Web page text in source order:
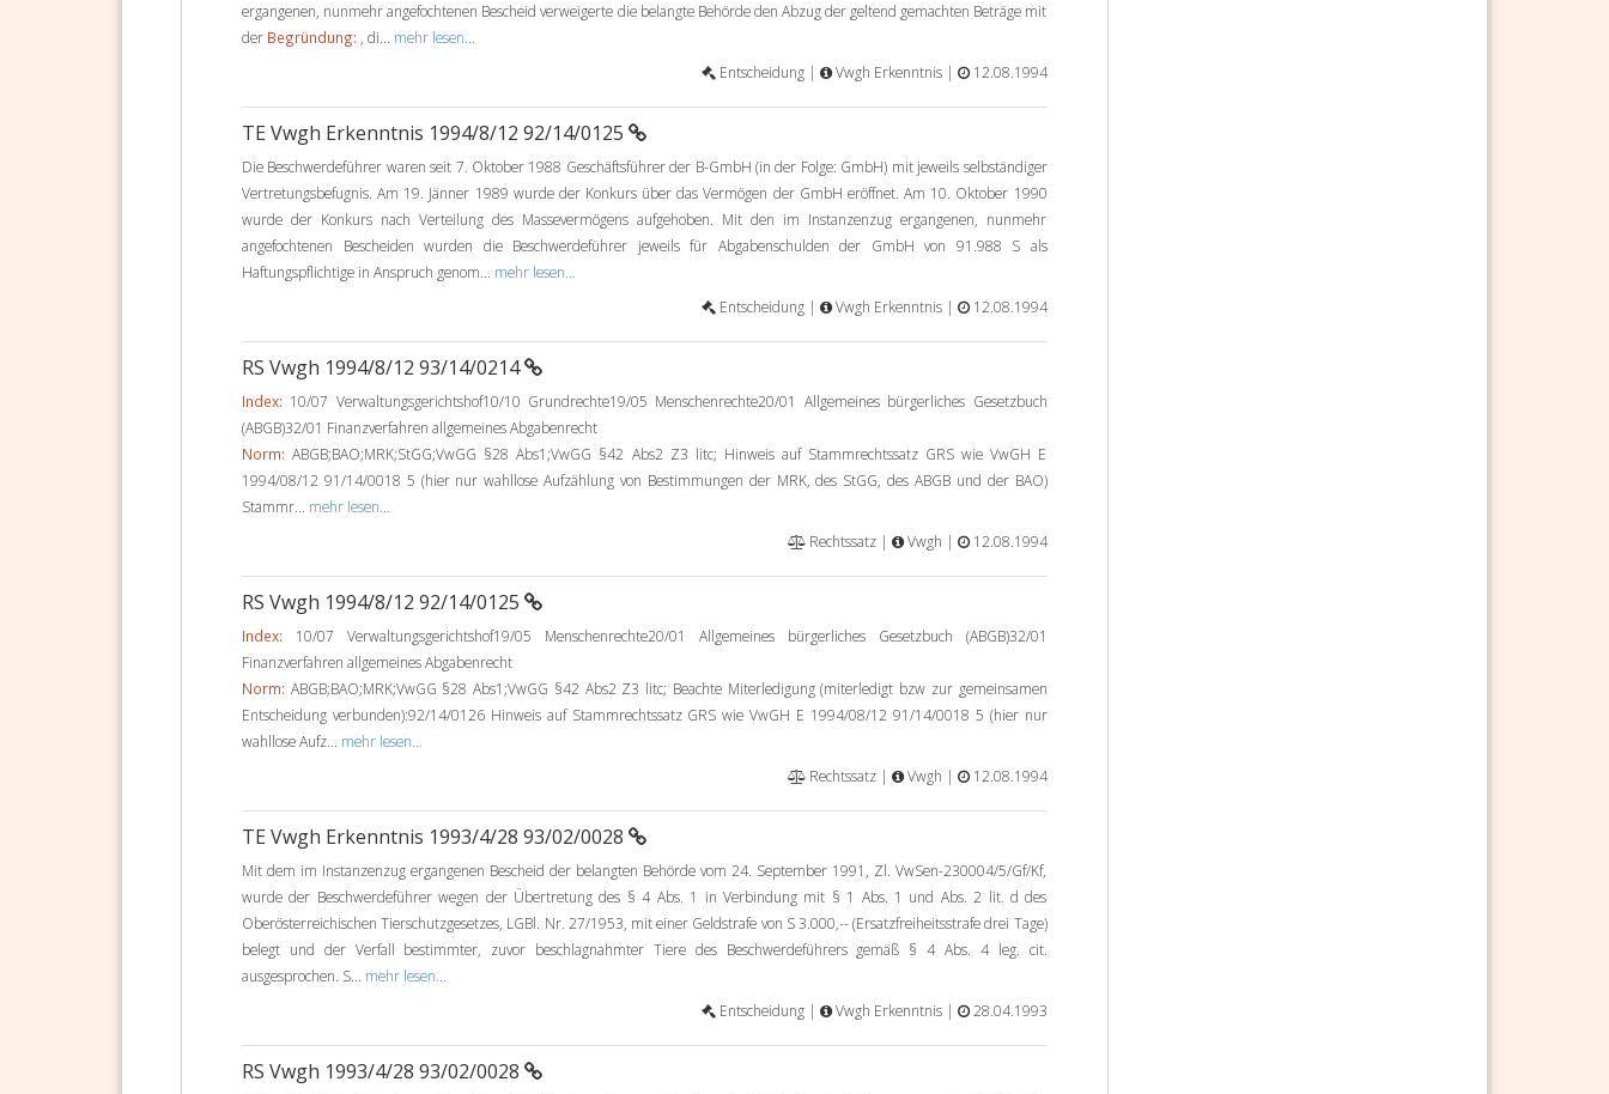
ergangenen, nunmehr angefochtenen Bescheid verweigerte die belangte Behörde den Abzug der geltend gemachten Beträge mit
der Begründung: , di... mehr lesen...
Entscheidung |
Vwgh Erkenntnis | 12.08.1994
TE Vwgh Erkenntnis 1994/8/12 92/14/0125
Die Beschwerdeführer waren seit 7. Oktober 1988 Geschäftsführer der B-GmbH (in der Folge: GmbH) mit jeweils selbständiger
Vertretungsbefugnis. Am 19. Jänner 1989 wurde der Konkurs über das Vermögen der GmbH eröffnet. Am 10. Oktober 1990
wurde der Konkurs nach Verteilung des Massevermögens aufgehoben. Mit den im Instanzenzug ergangenen, nunmehr
angefochtenen Bescheiden wurden die Beschwerdeführer jeweils für Abgabenschulden der GmbH von 91.988 S als
Haftungspflichtige in Anspruch genom... mehr lesen...
Entscheidung |
Vwgh Erkenntnis | 12.08.1994
RS Vwgh 1994/8/12 93/14/0214
Index: 10/07 Verwaltungsgerichtshof10/10 Grundrechte19/05 Menschenrechte20/01 Allgemeines bürgerliches Gesetzbuch
(ABGB)32/01 Finanzverfahren allgemeines Abgabenrecht
Norm: ABGB;BAO;MRK;StGG;VwGG §28 Abs1;VwGG §42 Abs2 Z3 litc; Hinweis auf Stammrechtssatz GRS wie VwGH E
1994/08/12 91/14/0018 5 (hier nur wahllose Aufzählung von Bestimmungen der MRK, des StGG, des ABGB und der BAO)
Stammr... mehr lesen...
Rechtssatz |
Vwgh | 12.08.1994
RS Vwgh 1994/8/12 92/14/0125
Index: 10/07 Verwaltungsgerichtshof19/05 Menschenrechte20/01 Allgemeines bürgerliches Gesetzbuch (ABGB)32/01
Finanzverfahren allgemeines Abgabenrecht
Norm: ABGB;BAO;MRK;VwGG §28 Abs1;VwGG §42 Abs2 Z3 litc; Beachte Miterledigung (miterledigt bzw zur gemeinsamen
Entscheidung verbunden):92/14/0126 Hinweis auf Stammrechtssatz GRS wie VwGH E 1994/08/12 91/14/0018 5 (hier nur
wahllose Aufz... mehr lesen...
Rechtssatz |
Vwgh | 12.08.1994
TE Vwgh Erkenntnis 1993/4/28 93/02/0028
Mit dem im Instanzenzug ergangenen Bescheid der belangten Behörde vom 24. September 1991, Zl. VwSen-230004/5/Gf/Kf,
wurde der Beschwerdeführer wegen der Übertretung des § 4 Abs. 1 in Verbindung mit § 1 Abs. 1 und Abs. 2 lit. d des
Oberösterreichischen Tierschutzgesetzes, LGBl. Nr. 27/1953, mit einer Geldstrafe von S 3.000,-- (Ersatzfreiheitsstrafe drei Tage)
belegt und der Verfall bestimmter, zuvor beschlagnahmter Tiere des Beschwerdeführers gemäß § 4 Abs. 4 leg. cit.
ausgesprochen. S... mehr lesen...
Entscheidung |
Vwgh Erkenntnis | 28.04.1993
RS Vwgh 1993/4/28 93/02/0028